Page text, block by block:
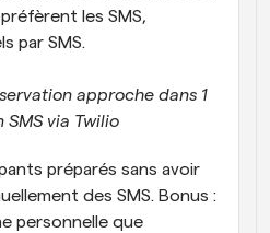
les SMS,
par SMS.
approche dans 1
SMS via Twilio
préparés sans avoir
des SMS. Bonus :
personnelle que